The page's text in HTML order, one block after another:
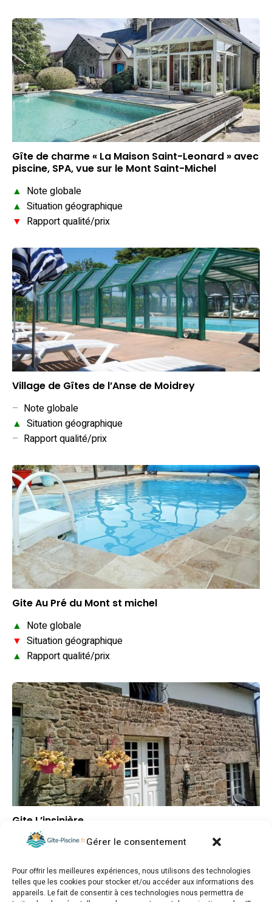
Gérer le consentement
Pour offrir les meilleures expériences, nous utilisons des technologies
telles que les cookies pour stocker et/ou accéder aux informations des
appareils. Le fait de consentir à ces technologies nous permettra de
Gîte de charme « La Maison Saint-Leonard » avec
piscine, SPA, vue sur le Mont Saint-Michel
▲ Note globale
▲ Situation géographique
▼ Rapport qualité/prix
Village de Gîtes de l’Anse de Moidrey
– Note globale
▲ Situation géographique
– Rapport qualité/prix
Gite Au Pré du Mont st michel
▲ Note globale
▼ Situation géographique
▲ Rapport qualité/prix
Gite L’insinière
Note globale
▲Rapport qualité/prix